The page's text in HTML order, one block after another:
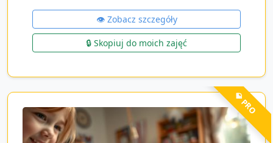
👁️ Zobacz szczegóły
🔒 Skopiuj do moich zajęć
💎 PRO